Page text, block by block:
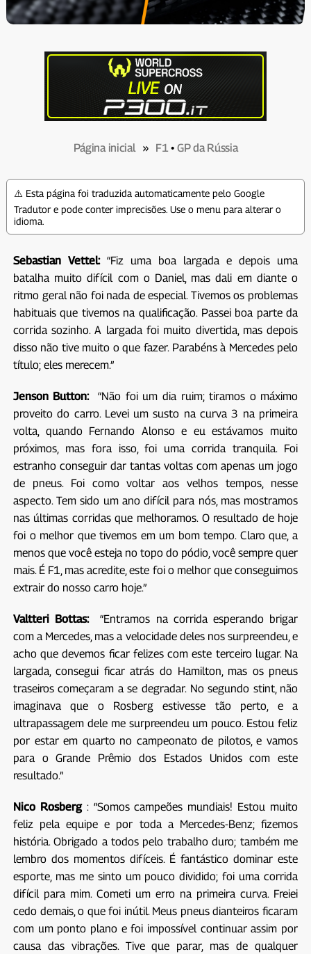
Página inicial» F1• GP da Rússia
⚠️ Esta página foi traduzida automaticamente pelo Google
Tradutor e pode conter imprecisões. Use o menu para alterar o
idioma.
Sebastian Vettel:“Fiz uma boa largada e depois uma
batalha muito difícil com o Daniel, mas dali em diante o
ritmo geral não foi nada de especial. Tivemos os problemas
habituais que tivemos na qualificação. Passei boa parte da
corrida sozinho. A largada foi muito divertida, mas depois
disso não tive muito o que fazer. Parabéns à Mercedes pelo
título; eles merecem.”
Jenson Button:
“Não foi um dia ruim; tiramos o máximo
proveito do carro. Levei um susto na curva 3 na primeira
volta, quando Fernando Alonso e eu estávamos muito
próximos, mas fora isso, foi uma corrida tranquila. Foi
estranho conseguir dar tantas voltas com apenas um jogo
de pneus. Foi como voltar aos velhos tempos, nesse
aspecto. Tem sido um ano difícil para nós, mas mostramos
nas últimas corridas que melhoramos. O resultado de hoje
foi o melhor que tivemos em um bom tempo. Claro que, a
menos que você esteja no topo do pódio, você sempre quer
mais. É F1, mas acredite, este foi o melhor que conseguimos
extrair do nosso carro hoje.”
Valtteri Bottas:
“Entramos na corrida esperando brigar
com a Mercedes, mas a velocidade deles nos surpreendeu, e
acho que devemos ficar felizes com este terceiro lugar. Na
largada, consegui ficar atrás do Hamilton, mas os pneus
traseiros começaram a se degradar. No segundo stint, não
imaginava que o Rosberg estivesse tão perto, e a
ultrapassagem dele me surpreendeu um pouco. Estou feliz
por estar em quarto no campeonato de pilotos, e vamos
para o Grande Prêmio dos Estados Unidos com este
resultado.”
Nico Rosberg: “Somos campeões mundiais! Estou muito
feliz pela equipe e por toda a Mercedes-Benz; fizemos
história. Obrigado a todos pelo trabalho duro; também me
lembro dos momentos difíceis. É fantástico dominar este
esporte, mas me sinto um pouco dividido; foi uma corrida
difícil para mim. Cometi um erro na primeira curva. Freiei
cedo demais, o que foi inútil. Meus pneus dianteiros ficaram
com um ponto plano e foi impossível continuar assim por
causa das vibrações. Tive que parar, mas de qualquer